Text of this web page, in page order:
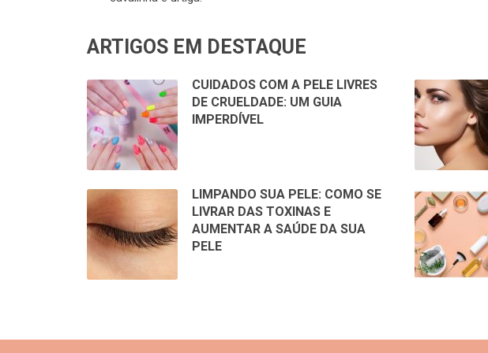
ARTIGOS EM DESTAQUE
CUIDADOS COM A PELE LIVRES
DE CRUELDADE: UM GUIA
IMPERDÍVEL
LIMPANDO SUA PELE: COMO SE
LIVRAR DAS TOXINAS E
AUMENTAR A SAÚDE DA SUA
PELE